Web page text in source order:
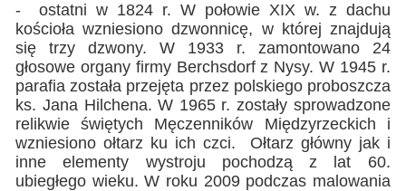
- ostatni w 1824 r. W połowie XIX w. z dachu
kościoła wzniesiono dzwonnicę, w której znajdują
się trzy dzwony. W 1933 r. zamontowano 24
głosowe organy firmy Berchsdorf z Nysy. W 1945 r.
parafia została przejęta przez polskiego proboszcza
ks. Jana Hilchena. W 1965 r. zostały sprowadzone
relikwie świętych Męczenników Międzyrzeckich i
wzniesiono ołtarz ku ich czci. Ołtarz główny jak i
inne elementy wystroju pochodzą z lat 60.
ubiegłego wieku. W roku 2009 podczas malowania